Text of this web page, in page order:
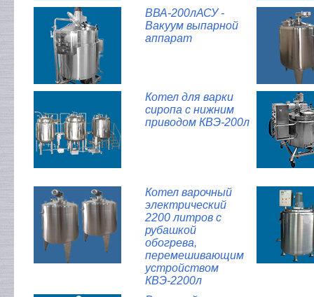
ВВА-200лАСУ -
Вакуум выпарной
аппарат
Котел для варки
сиропа с нижним
приводом КВЭ-200л
Котел варочный
электрический
2200 литров с
рубашкой
обогрева,
перемешивающим
устройством
КВЭ-2200л